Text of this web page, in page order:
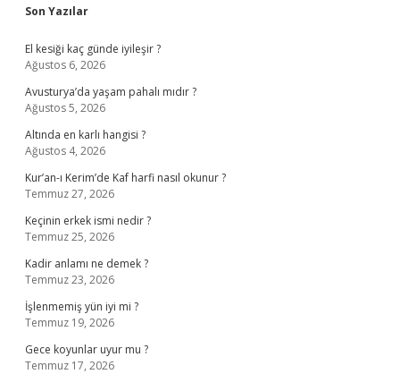
Sidebar
Son Yazılar
El kesiği kaç günde iyileşir ?
Ağustos 6, 2026
Avusturya’da yaşam pahalı mıdır ?
Ağustos 5, 2026
Altında en karlı hangisi ?
Ağustos 4, 2026
Kur’an-ı Kerim’de Kaf harfi nasıl okunur ?
Temmuz 27, 2026
Keçinin erkek ismi nedir ?
Temmuz 25, 2026
Kadir anlamı ne demek ?
Temmuz 23, 2026
İşlenmemiş yün iyi mi ?
Temmuz 19, 2026
Gece koyunlar uyur mu ?
Temmuz 17, 2026